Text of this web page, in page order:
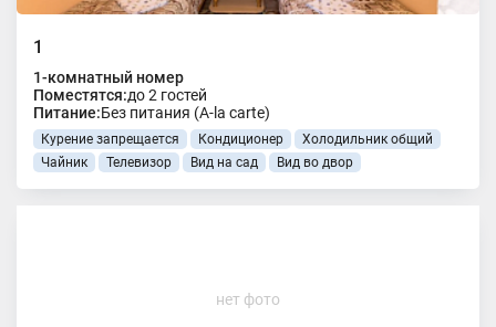
1
1-комнатный номер
Поместятся:до 2 гостей
Питание:Без питания (A-la carte)
Курение запрещается Кондиционер
Холодильник общий
Чайник
Телевизор Вид на сад Вид во двор
нет фото